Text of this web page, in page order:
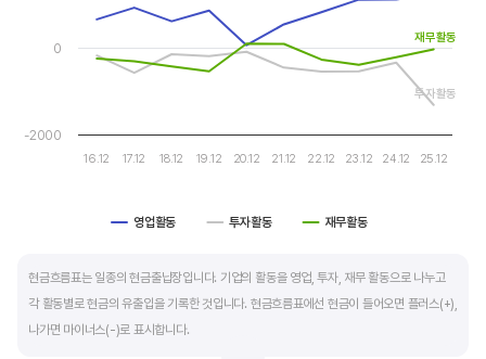
자금 운영에 유리합니다.
운전자본 회전일수는 매출채권 회전일수 + 재고자산 회전일수 - 매입채무 회전일수로
계산합니다. 매출채권 회전일수는 제품 판매 후 거래처로부터 현금으로 회수하는데 걸리는
The chart has 1 Y axis displaying values. Data ranges from -
영업활동 투자활동 재무활동
16.12 17.12 18.12 19.12 20.12 21.12 22.12 23.12 24.12 25.12
-2000
0
투자활동
재무활동
현금흐름표는 일종의 현금출납장입니다. 기업의 활동을 영업, 투자, 재무 활동으로 나누고
각 활동별로 현금의 유출입을 기록한 것입니다. 현금흐름표에선 현금이 들어오면 플러스(+),
나가면 마이너스(-)로 표시합니다.